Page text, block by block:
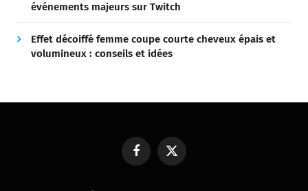
événements majeurs sur Twitch
Effet décoiffé femme coupe courte cheveux épais et
volumineux : conseils et idées
FacebookX